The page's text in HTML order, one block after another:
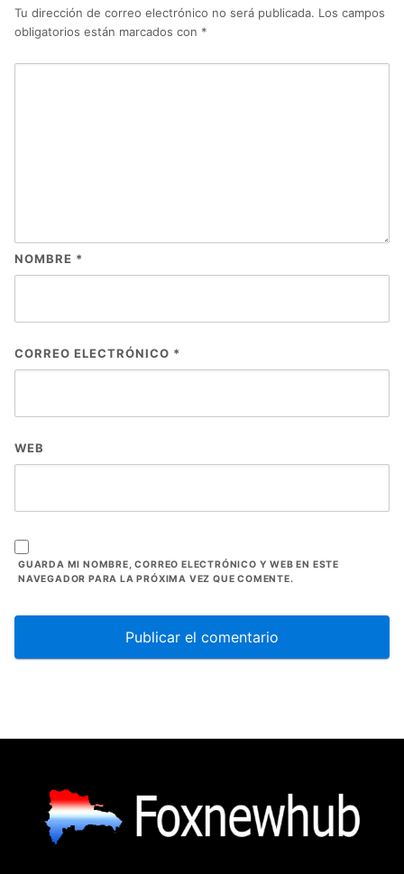
Tu dirección de correo electrónico no será publicada. Los campos
obligatorios están marcados con *
NOMBRE *
CORREO ELECTRÓNICO *
WEB
GUARDA MI NOMBRE, CORREO ELECTRÓNICO Y WEB EN ESTE
NAVEGADOR PARA LA PRÓXIMA VEZ QUE COMENTE.